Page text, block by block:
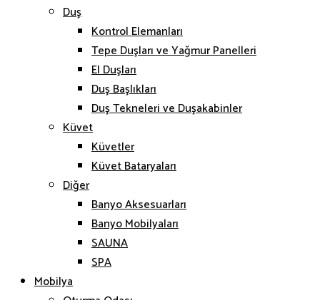
Duş
Kontrol Elemanları
Tepe Duşları ve Yağmur Panelleri
El Duşları
Duş Başlıkları
Duş Tekneleri ve Duşakabinler
Küvet
Küvetler
Küvet Bataryaları
Diğer
Banyo Aksesuarları
Banyo Mobilyaları
SAUNA
SPA
Mobilya